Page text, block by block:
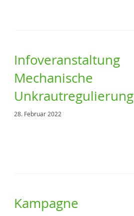
Infoveranstaltung
Mechanische
Unkrautregulierung
28. Februar 2022
Kampagne